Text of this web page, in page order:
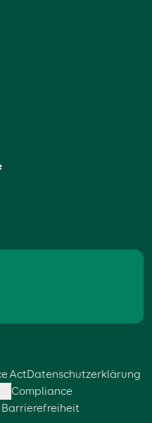
ActDatenschutzerklärung
Compliance